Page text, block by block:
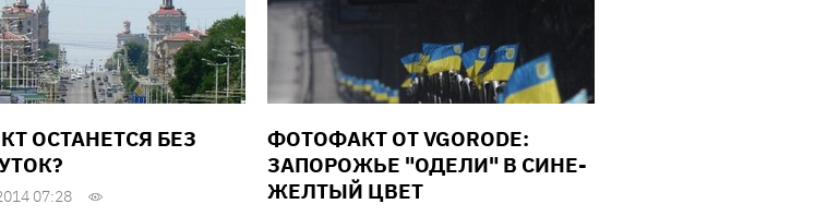
ОСТАНЕТСЯ БЕЗ
07:28
ФОТОФАКТ ОТ VGORODE:
ЗАПОРОЖЬЕ "ОДЕЛИ" В СИНЕ-
ЖЕЛТЫЙ ЦВЕТ